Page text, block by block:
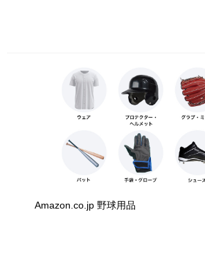
Amazon.co.jp 野球用品